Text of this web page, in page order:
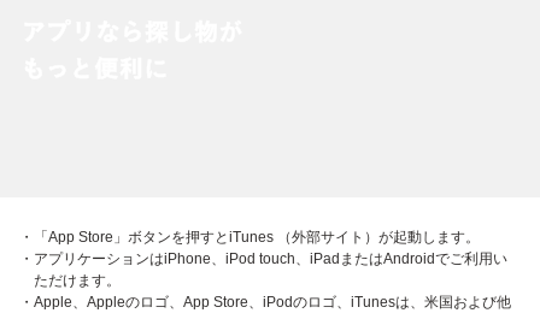
・「App Store」ボタンを押すとiTunes （外部サイト）が起動します。
・アプリケーションはiPhone、iPod touch、iPadまたはAndroidでご利用い
ただけます。
・Apple、Appleのロゴ、App Store、iPodのロゴ、iTunesは、米国および他